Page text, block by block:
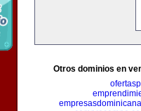
Otros dominios en